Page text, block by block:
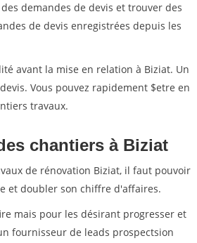
demandes de devis et trouver des
de devis enregistrées depuis les
avant la mise en relation à Biziat. Un
Vous pouvez rapidement $etre en
travaux.
chantiers à Biziat
de rénovation Biziat, il faut pouvoir
et doubler son chiffre d'affaires.
mais pour les désirant progresser et
fournisseur de leads prospectsion